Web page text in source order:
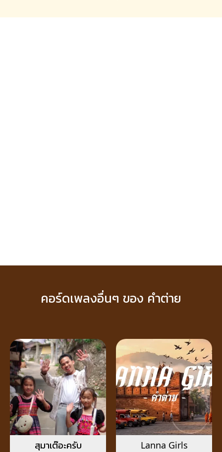
คอร์ดเพลงอื่นๆ ของ คำต่าย
สุมาเต๊อะครับ Lanna Girls